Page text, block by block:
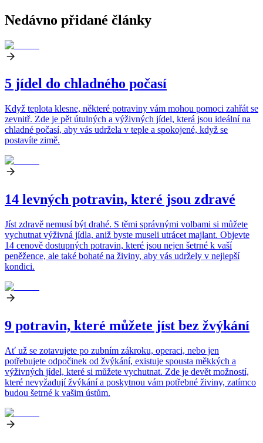
Nedávno přidané články
5 jídel do chladného počasí
Když teplota klesne, některé potraviny vám mohou pomoci zahřát se
zevnitř. Zde je pět útulných a výživných jídel, která jsou ideální na
chladné počasí, aby vás udržela v teple a spokojené, když se
postavíte zimě.
14 levných potravin, které jsou zdravé
Jíst zdravě nemusí být drahé. S těmi správnými volbami si můžete
vychutnat výživná jídla, aniž byste museli utrácet majlant. Objevte
14 cenově dostupných potravin, které jsou nejen šetrné k vaší
peněžence, ale také bohaté na živiny, aby vás udržely v nejlepší
kondici.
9 potravin, které můžete jíst bez žvýkání
Ať už se zotavujete po zubním zákroku, operaci, nebo jen
potřebujete odpočinek od žvýkání, existuje spousta měkkých a
výživných jídel, které si můžete vychutnat. Zde je devět možností,
které nevyžadují žvýkání a poskytnou vám potřebné živiny, zatímco
budou šetrné k vašim ústům.